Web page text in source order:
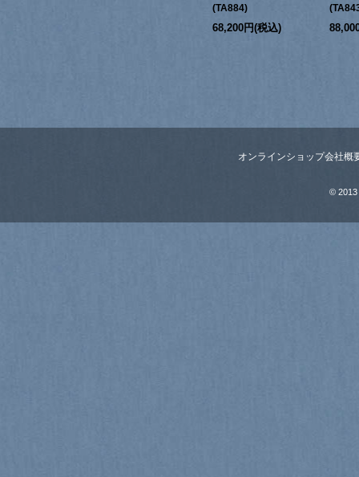
(TA884)
68,200円(税込)
オンラインショップ会社概
© 2013